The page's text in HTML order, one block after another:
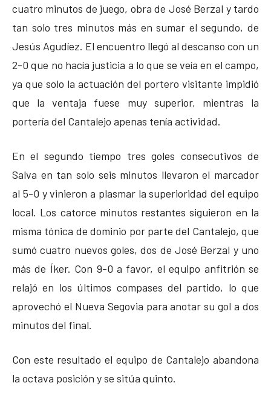
cuatro minutos de juego, obra de José Berzal y tardo
tan solo tres minutos más en sumar el segundo, de
Jesús Agudíez. El encuentro llegó al descanso con un
2-0 que no hacía justicia a lo que se veía en el campo,
ya que solo la actuación del portero visitante impidió
que la ventaja fuese muy superior, mientras la
portería del Cantalejo apenas tenía actividad.
En el segundo tiempo tres goles consecutivos de
Salva en tan solo seis minutos llevaron el marcador
al 5-0 y vinieron a plasmar la superioridad del equipo
local. Los catorce minutos restantes siguieron en la
misma tónica de dominio por parte del Cantalejo, que
sumó cuatro nuevos goles, dos de José Berzal y uno
más de Íker. Con 9-0 a favor, el equipo anfitrión se
relajó en los últimos compases del partido, lo que
aprovechó el Nueva Segovia para anotar su gol a dos
minutos del final.
Con este resultado el equipo de Cantalejo abandona
la octava posición y se sitúa quinto.